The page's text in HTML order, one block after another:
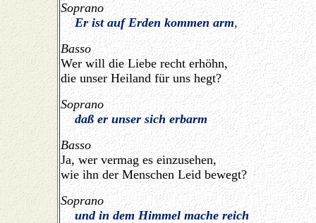
Soprano
Er ist auf Erden kommen arm,
Basso
Wer will die Liebe recht erhöhn,
die unser Heiland für uns hegt?
Soprano
daß er unser sich erbarm
Basso
Ja, wer vermag es einzusehen,
wie ihn der Menschen Leid bewegt?
Soprano
und in dem Himmel mache reich